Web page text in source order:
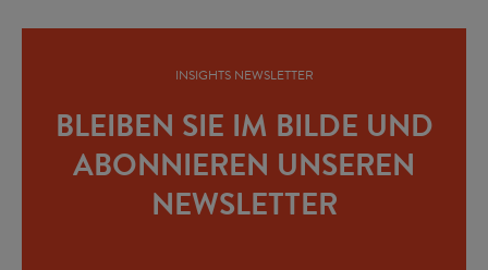
INSIGHTS NEWSLETTER
BLEIBEN SIE IM BILDE UND
ABONNIEREN UNSEREN
NEWSLETTER